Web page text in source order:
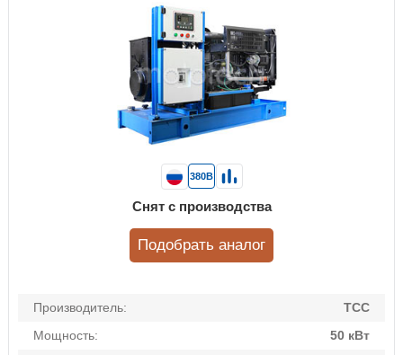
Производитель:
ТСС
Мощность:
50 кВт
380В
Снят с производства
Подобрать аналог